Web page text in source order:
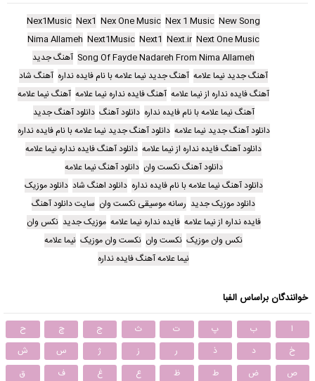
New Song
Nex 1 Music
Nex One Music
Nex1
Nex1Music
Next One Music
Next.ir
Next1
Next1Music
Nima Allameh
Song Of Fayde Nadareh From Nima Allameh آهنگ جدید
آهنگ جدید نیما علامه آهنگ جدید نیما علامه با نام فایده نداره آهنگ شاد
آهنگ فایده نداره از نیما علامه آهنگ فایده نداره نیما علامه آهنگ نیما علامه
آهنگ نیما علامه با نام فایده نداره دانلود آهنگ دانلود آهنگ جدید
دانلود آهنگ جدید نیما علامه دانلود آهنگ جدید نیما علامه با نام فایده نداره
دانلود آهنگ فایده نداره از نیما علامه دانلود آهنگ فایده نداره نیما علامه
دانلود آهنگ نکست وان دانلود آهنگ نیما علامه
دانلود آهنگ نیما علامه با نام فایده نداره دانلود اهنگ شاد دانلود موزیک
دانلود موزیک جدید رسانه موسیقی نکست وان سایت دانلود آهنگ
فایده نداره از نیما علامه فایده نداره نیما علامه موزیک جدید نکس وان
نکس وان موزیک نکست وان نکست وان موزیک نیما علامه
نیما علامه آهنگ فایده نداره
خوانندگان براساس الفبا
ا ب پ ت ث ج چ
ح
خ
د ذ ر ز ژ س
ش
ص
ض ط ظ ع غ ف
ق